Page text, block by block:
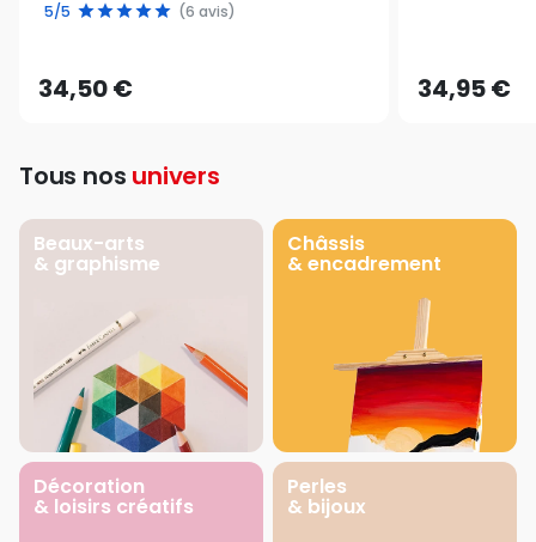
5/5 (6 avis)
34,50 € 34,95 €
Tous nos univers
Beaux-arts
& graphisme
Châssis
& encadrement
Décoration
& loisirs créatifs
Perles
& bijoux